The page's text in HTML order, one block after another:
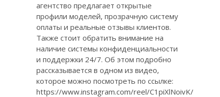
агентство предлагает открытые
профили моделей, прозрачную систему
оплаты и реальные отзывы клиентов.
Также стоит обратить внимание на
наличие системы конфиденциальности
и поддержки 24/7. Об этом подробно
рассказывается в одном из видео,
которое можно посмотреть по ссылке:
https://www.instagram.com/reel/C1piXlNoivK/